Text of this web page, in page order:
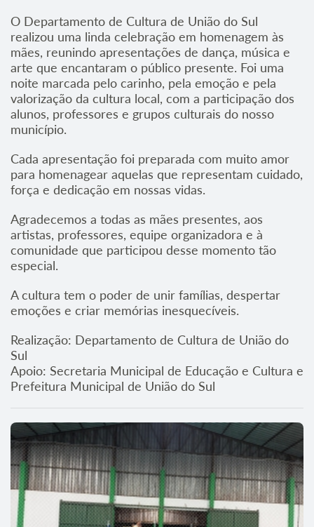
O Departamento de Cultura de União do Sul
realizou uma linda celebração em homenagem às
mães, reunindo apresentações de dança, música e
arte que encantaram o público presente. Foi uma
noite marcada pelo carinho, pela emoção e pela
valorização da cultura local, com a participação dos
alunos, professores e grupos culturais do nosso
município.
Cada apresentação foi preparada com muito amor
para homenagear aquelas que representam cuidado,
força e dedicação em nossas vidas.
Agradecemos a todas as mães presentes, aos
artistas, professores, equipe organizadora e à
comunidade que participou desse momento tão
especial.
A cultura tem o poder de unir famílias, despertar
emoções e criar memórias inesquecíveis.
Realização: Departamento de Cultura de União do
Sul
Apoio: Secretaria Municipal de Educação e Cultura e
Prefeitura Municipal de União do Sul